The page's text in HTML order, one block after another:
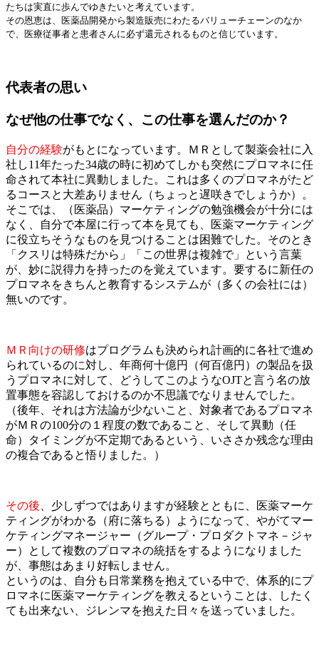
たちは実直に歩んでゆきたいと考えています。
その恩恵は、医薬品開発から製造販売にわたるバリューチェーンのなか
で、医療従事者と患者さんに必ず還元されるものと信じています。
代表者の思い
なぜ他の仕事でなく、この仕事を選んだのか？
自分の経験がもとになっています。ＭＲとして製薬会社に入
社し11年たった34歳の時に初めてしかも突然にプロマネに任
命されて本社に異動しました。これは多くのプロマネがたど
るコースと大差ありません（ちょっと遅咲きでしょうか）。
そこでは、（医薬品）マーケティングの勉強機会が十分には
なく、自分で本屋に行って本を見ても、医薬マーケティング
に役立ちそうなものを見つけることは困難でした。そのとき
「クスリは特殊だから」「この世界は複雑で」という言葉
が、妙に説得力を持ったのを覚えています。要するに新任の
プロマネをきちんと教育するシステムが（多くの会社には）
無いのです。
ＭＲ向けの研修はプログラムも決められ計画的に各社で進め
られているのに対し、年商何十億円（何百億円）の製品を扱
うプロマネに対して、どうしてこのようなOJTと言う名の放
置事態を容認しておけるのか不思議でなりませんでした。
（後年、それは方法論が少ないこと、対象者であるプロマネ
がＭＲの100分の１程度の数であること、そして異動（任
命）タイミングが不定期であるという、いささか残念な理由
の複合であると悟りました。）
その後 、少しずつではありますが経験とともに、医薬マーケ
ティングがわかる（府に落ちる）ようになって、やがてマー
ケティングマネージャー（グループ・プロダクトマネ－ジャ
ー）として複数のプロマネの統括をするようになりました
が、事態はあまり好転しません。
というのは、自分も日常業務を抱えている中で、体系的にプ
ロマネに医薬マーケティングを教えるということは、したく
ても出来ない、ジレンマを抱えた日々を送っていました。